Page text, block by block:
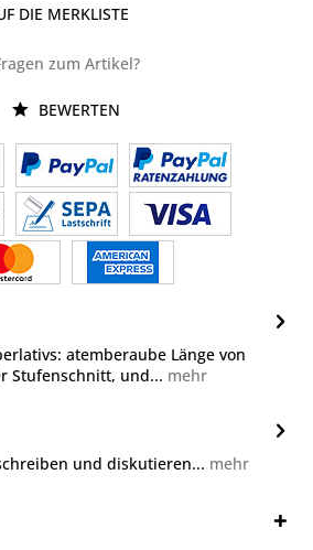
DIE MERKLISTE
zum Artikel?
BEWERTEN
atemberaube Länge von
Stufenschnitt, und... mehr
und diskutieren... mehr